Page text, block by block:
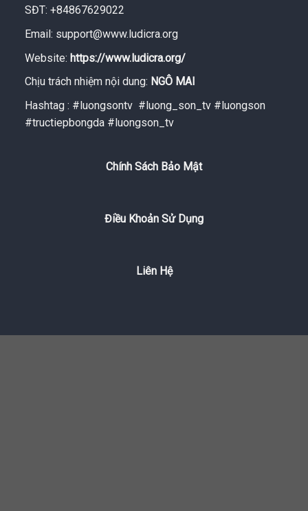
SĐT: +84867629022
Email: support@www.ludicra.org
Website: https://www.ludicra.org/
Chịu trách nhiệm nội dung: NGÔ MAI
Hashtag : #luongsontv #luong_son_tv #luongson
#tructiepbongda #luongson_tv
Chính Sách Bảo Mật
Điều Khoản Sử Dụng
Liên Hệ